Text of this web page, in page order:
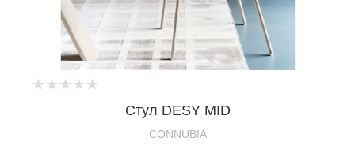
Стул DESY MID
CONNUBIA